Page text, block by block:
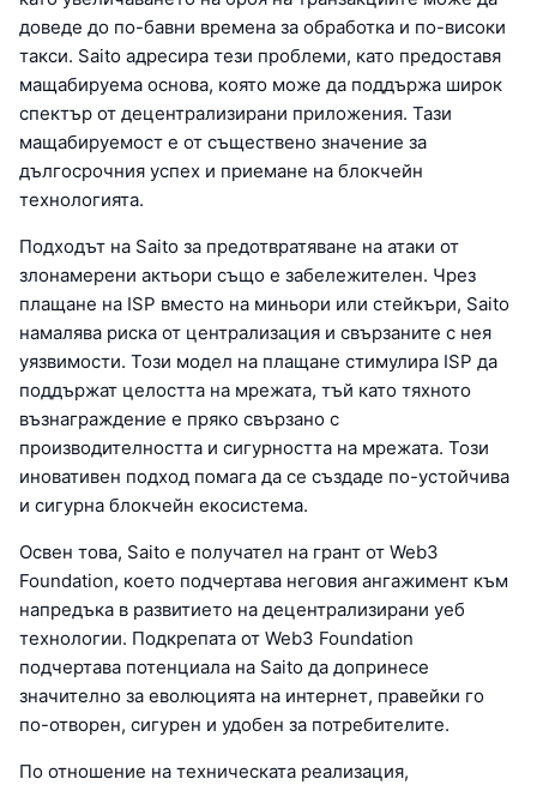
доведе до по-бавни времена за обработка и по-високи
такси. Saito адресира тези проблеми, като предоставя
мащабируема основа, която може да поддържа широк
спектър от децентрализирани приложения. Тази
мащабируемост е от съществено значение за
дългосрочния успех и приемане на блокчейн
технологията.
Подходът на Saito за предотвратяване на атаки от
злонамерени актьори също е забележителен. Чрез
плащане на ISP вместо на миньори или стейкъри, Saito
намалява риска от централизация и свързаните с нея
уязвимости. Този модел на плащане стимулира ISP да
поддържат целостта на мрежата, тъй като тяхното
възнаграждение е пряко свързано с
производителността и сигурността на мрежата. Този
иновативен подход помага да се създаде по-устойчива
и сигурна блокчейн екосистема.
Освен това, Saito е получател на грант от Web3
Foundation, което подчертава неговия ангажимент към
напредъка в развитието на децентрализирани уеб
технологии. Подкрепата от Web3 Foundation
подчертава потенциала на Saito да допринесе
значително за еволюцията на интернет, правейки го
по-отворен, сигурен и удобен за потребителите.
По отношение на техническата реализация,